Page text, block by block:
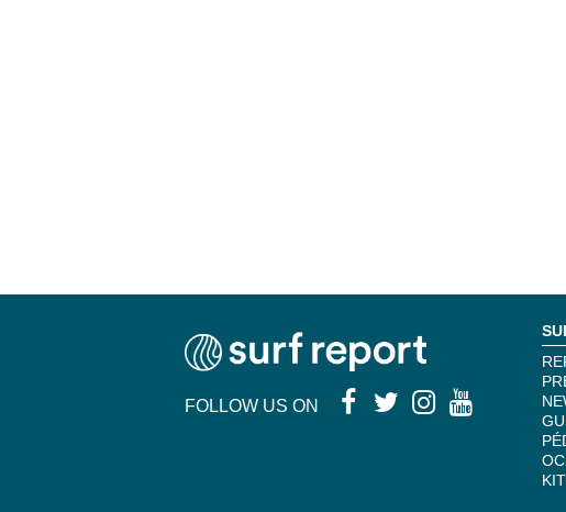
FOLLOW US ON